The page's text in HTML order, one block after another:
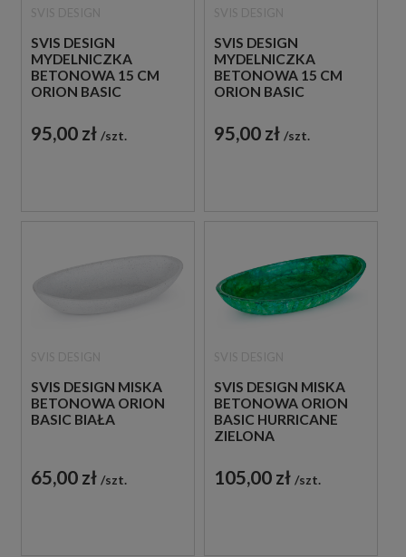
SVIS DESIGN
MYDELNICZKA
BETONOWA 15 CM
ORION BASIC
SZARO - MIEDZIANA
95,00 zł szt.
SVIS DESIGN
MYDELNICZKA
BETONOWA 15 CM
ORION BASIC
95,00 zł szt.
SVIS DESIGN MISKA
BETONOWA ORION
BASIC BIAŁA
65,00 zł szt.
SVIS DESIGN MISKA
BETONOWA ORION
BASIC HURRICANE
ZIELONA
105,00 zł szt.